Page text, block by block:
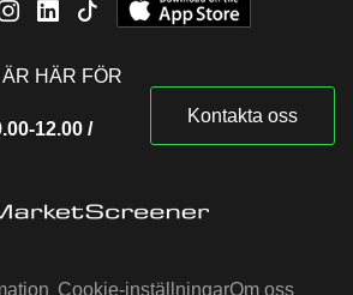
HÄR FÖR
12.00 /
Kontakta oss
Cookie-inställningarOm oss